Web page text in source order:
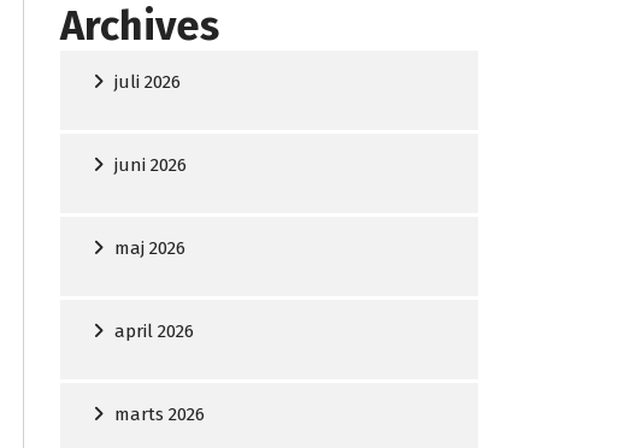
Archives
juli 2026
juni 2026
maj 2026
april 2026
marts 2026